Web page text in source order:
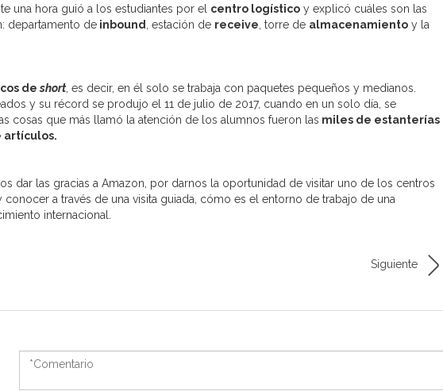
una hora guió a los estudiantes por el centro logístico y explicó cuáles son las
departamento de inbound , estación de receive , torre de almacenamiento y la
deshort, es decir, en él solo se trabaja con paquetes pequeños y medianos.
y su récord se produjo el 11 de julio de 2017, cuando en un solo día, se
cosas que más llamó la atención de los alumnos fueron las miles de estanterías
artículos.
dar las gracias a Amazon, por darnos la oportunidad de visitar uno de los centros
conocer a través de una visita guiada, cómo es el entorno de trabajo de una
internacional.
Siguiente
*Comentario